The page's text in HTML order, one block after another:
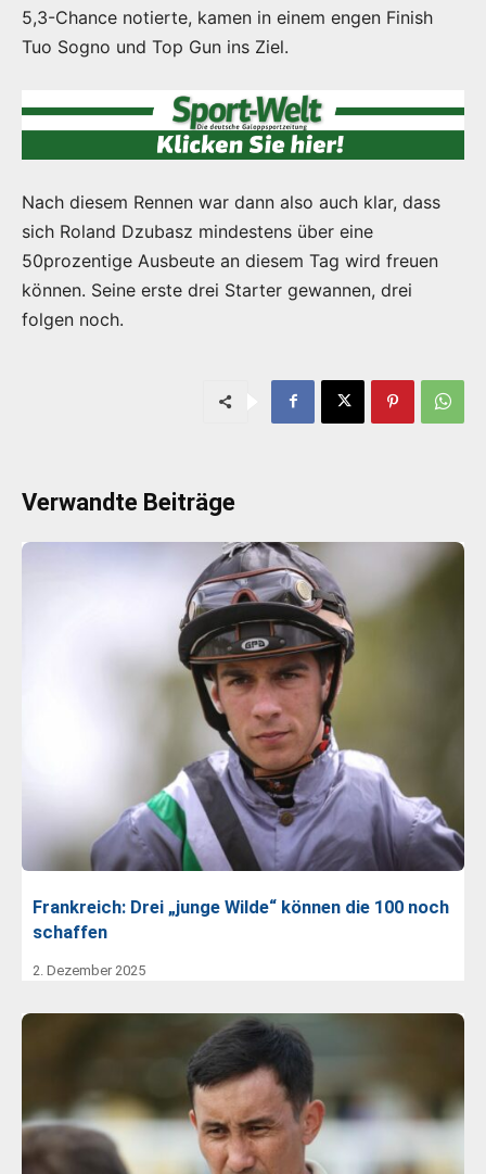
5,3-Chance notierte, kamen in einem engen Finish
Tuo Sogno und Top Gun ins Ziel.
Nach diesem Rennen war dann also auch klar, dass
sich Roland Dzubasz mindestens über eine
50prozentige Ausbeute an diesem Tag wird freuen
können. Seine erste drei Starter gewannen, drei
folgen noch.
Verwandte Beiträge
Frankreich: Drei „junge Wilde“ können die 100 noch
schaffen
2. Dezember 2025